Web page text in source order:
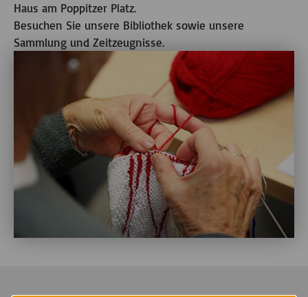
Haus am Poppitzer Platz.
Besuchen Sie unsere Bibliothek sowie unsere
Sammlung und Zeitzeugnisse.